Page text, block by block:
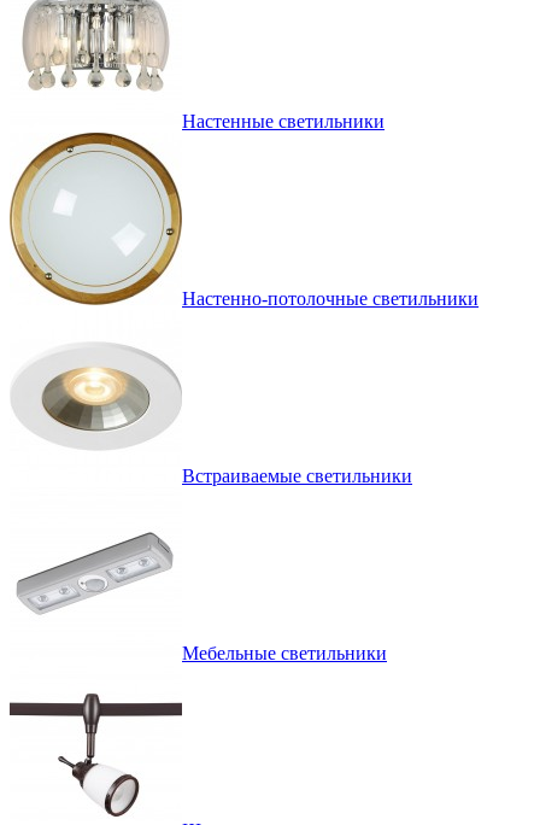
Настенные светильники
Настенно-потолочные светильники
Встраиваемые светильники
Мебельные светильники